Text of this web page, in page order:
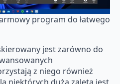
program do łatwego
jest zarówno do
z niego również